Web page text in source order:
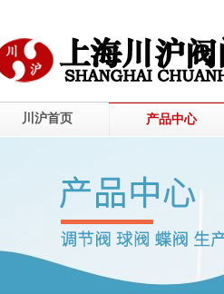
川沪首页 产品中心